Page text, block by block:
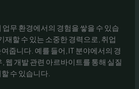
무 환경에서의 경험을 쌓을 수 있습
재할 수 있는 소중한 경력으로, 취업
줍니다. 예를 들어, IT 분야에서의 경
웹 개발 관련 아르바이트를 통해 실질
수 있습니다.